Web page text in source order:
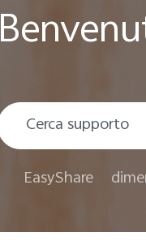
EasyShare